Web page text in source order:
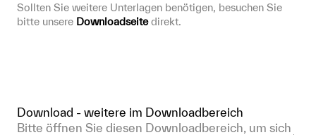
Sollten Sie weitere Unterlagen benötigen, besuchen Sie
bitte unsere Downloadseite direkt.
Download - weitere im Downloadbereich
Bitte öffnen Sie diesen Downloadbereich, um sich